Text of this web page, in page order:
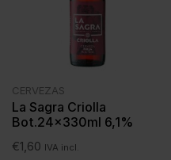
CERVEZAS
La Sagra Criolla
Bot.24x330ml 6,1%
€1,60 IVA incl.